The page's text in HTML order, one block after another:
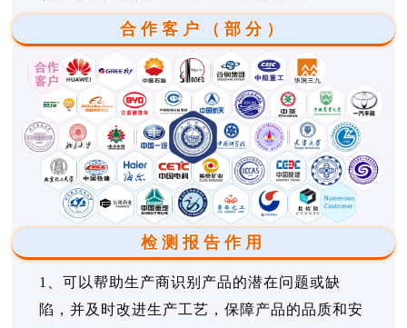
合作客户（部分）
检测报告作用
1、可以帮助生产商识别产品的潜在问题或缺
陷，并及时改进生产工艺，保障产品的品质和安